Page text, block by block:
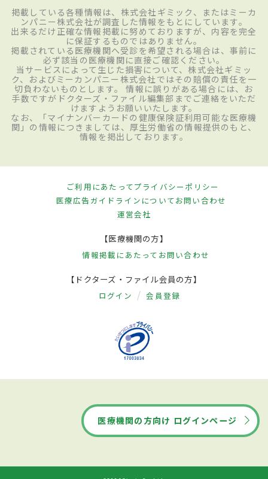
掲載している各種情報は、株式会社ギミック、またはミーカ
ンパニー株式会社が調査した情報をもとにしています。
出来るだけ正確な情報掲載に努めておりますが、内容を完全
に保証するものではありません。
掲載されている医療機関へ受診を希望される場合は、事前に
必ず該当の医療機関に直接ご確認ください。
当サービスによって生じた損害について、株式会社ギミッ
ク、およびミーカンパニー株式会社ではその賠償の責任を一
切負わないものとします。 情報に誤りがある場合には、お
手数ですがドクターズ・ファイル編集部までご連絡をいただ
けますようお願いいたします。
なお、「マイナンバーカードの健康保険証利用可能な医療機
関」の情報につきましては、厚生労働省の情報提供のもと、
情報を掲出しております。
ご利用にあたってプライバシーポリシー
医療広告ガイドラインについてお問い合わせ
運営会社
【医療機関の方】
情報掲載にあたって お問い合わせ
【ドクターズ・ファイル会員の方】
ログイン 会員登録
医療機関の方向け ログインページ